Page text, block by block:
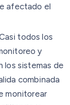
afectado el
todos los
y
los sistemas de
combinada
monitorear